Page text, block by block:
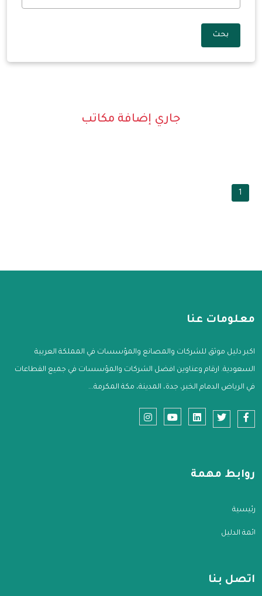
بحث
جاري إضافة مكاتب
1
معلومات عنا
اكبر دليل موثق للشركات والمصانع والمؤسسات في المملكة العربية
السعودية. ارقام وعناوين افضل الشركات والمؤسسات في جميع القطاعات
في الرياض الدمام الخبر، جدة، المدينة، مكة المكرمة...
روابط مهمة
الرئيسية
قائمة الدليل
اتصل بنا